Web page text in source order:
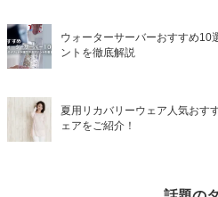
ウォーターサーバーおすすめ10
ントを徹底解説
夏用リカバリーウェア人気おす
ェアをご紹介！